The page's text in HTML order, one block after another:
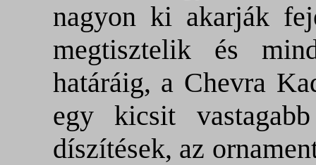
nagyon ki akarják
megtisztelik és
határáig, a Chevra
egy kicsit
díszítések, az